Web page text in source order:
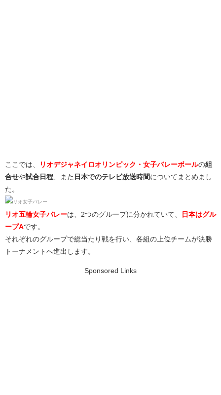
ここでは、 リオデジャネイロオリンピック・ 女子バレーボールの組
合せや試合日程 、また 日本でのテレビ放送時間 についてまとめまし
た。
リオ五輪女子バレーは、2つのグループに分かれていて、
日本はグル
ープAです。
それぞれのグループで総当たり戦を行い、各組の上位チームが決勝
トーナメントへ進出します。
Sponsored Links